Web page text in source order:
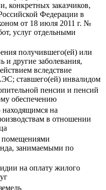
конкретных заказчиков,
Федерации в
от 18 июля 2011 г. №
услуг отдельными
получившего(ей) или
и другие заболевания,
вследствие
ставшего(ей) инвалидом
пенсии и пенсий
обеспечению
на
в отношении
помещениями
занимаемыми по
на оплату жилого